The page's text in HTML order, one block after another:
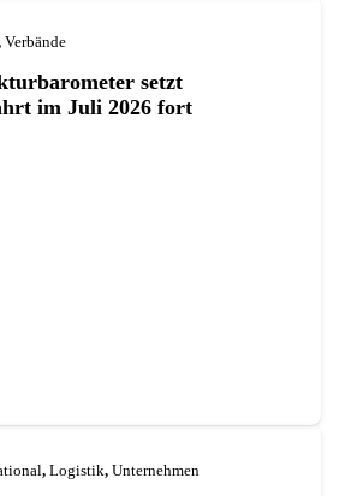
Verbände
setzt
im Juli 2026 fort
, Logistik, Unternehmen